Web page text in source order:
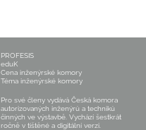
PROFESIS
eduK
Cena inženýrské komory
Téma inženýrské komory
Pro své členy vydává Česká komora
autorizovaných inženýrů a techniků
činných ve výstavbě. Vychází šestkrát
ročně v tištěné a digitální verzi.